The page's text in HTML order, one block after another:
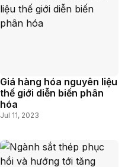
Giá hàng hóa nguyên liệu
thế giới diễn biến phân
hóa
Jul 11, 2023